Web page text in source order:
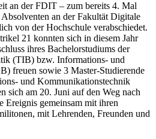
an der FDIT – zum bereits 4. Mal
an der Fakultät Digitale
von der Hochschule verabschiedet.
21 konnten sich in diesem Jahr
ihres Bachelorstudiums der
(TIB) bzw. Informations- und
freuen sowie 3 Master-Studierende
und Kommunikationstechnik
sich am 20. Juni auf den Weg nach
Ereignis gemeinsam mit ihren
mit Lehrenden, Freunden und